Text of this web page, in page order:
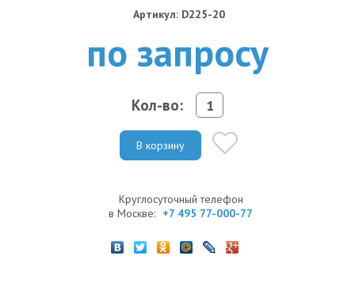
Артикул: D225-20
по запросу
Кол-во:
В корзину
Круглосуточный телефон
в Москве: +7 495 77-000-77